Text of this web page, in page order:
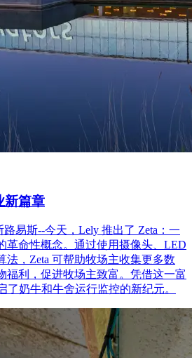
新篇章
路易斯--今天，Lely 推出了 Zeta：一
革命性概念。通过使用摄像头、LED
法，Zeta 可帮助牧场主收集更多数
福利，促进牧场主致富。凭借这一富
了奶牛和牛舍运行监控的新纪元。